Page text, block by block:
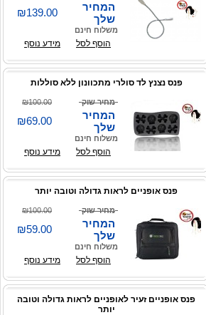
₪139.00
המחיר
שלך
משלוח חינם
מידע נוסף הוסף לסל
פנס נצנץ לד סולרי מתכוונון ללא סוללות
₪100.00 מחיר שוק
₪69.00
המחיר
שלך
משלוח חינם
מידע נוסף הוסף לסל
פנס אופניים לראות גדולה וטובה יותר
₪100.00 מחיר שוק
₪59.00
המחיר
שלך
משלוח חינם
מידע נוסף הוסף לסל
פנס אופניים זעיר לאופניים לראות גדולה וטובה
יותר